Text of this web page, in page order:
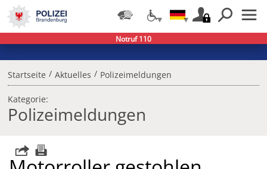
Startseite / Aktuelles / Polizeimeldungen
Kategorie:
Polizeimeldungen
Notruf 110